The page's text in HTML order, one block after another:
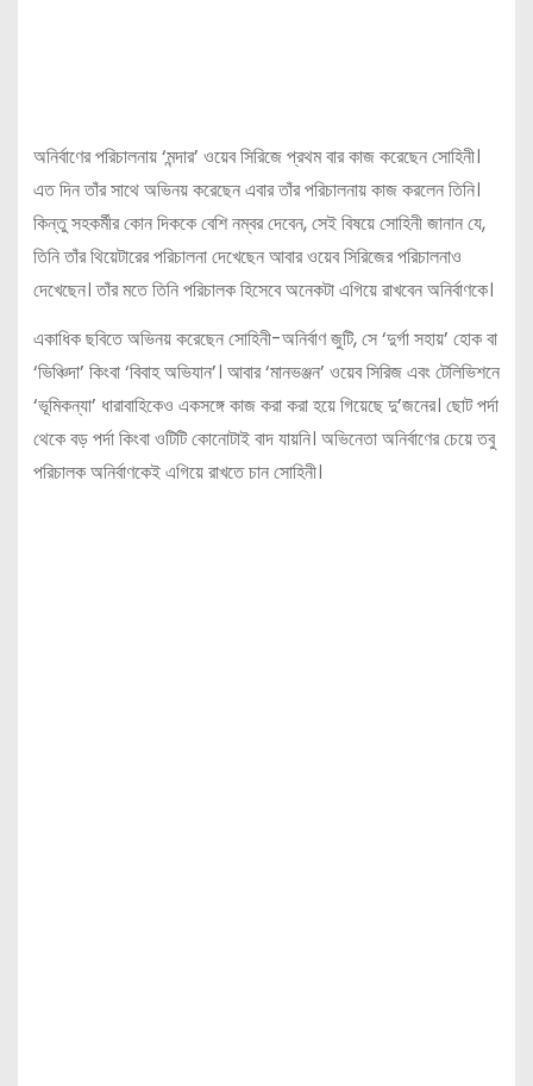
অনির্বাণের পরিচালনায় ‘মন্দার’ ওয়েব সিরিজে প্রথম বার কাজ করেছেন সোহিনী।
এত দিন তাঁর সাথে অভিনয় করেছেন এবার তাঁর পরিচালনায় কাজ করলেন তিনি।
কিন্তু সহকর্মীর কোন দিককে বেশি নম্বর দেবেন, সেই বিষয়ে সোহিনী জানান যে,
তিনি তাঁর থিয়েটারের পরিচালনা দেখেছেন আবার ওয়েব সিরিজের পরিচালনাও
দেখেছেন। তাঁর মতে তিনি পরিচালক হিসেবে অনেকটা এগিয়ে রাখবেন অনির্বাণকে।
একাধিক ছবিতে অভিনয় করেছেন সোহিনী-অনির্বাণ জুটি, সে ‘দুর্গা সহায়’ হোক বা
‘ভিঞ্চিদা’ কিংবা ‘বিবাহ অভিযান’। আবার ‘মানভঞ্জন’ ওয়েব সিরিজ এবং টেলিভিশনে
‘ভূমিকন্যা’ ধারাবাহিকেও একসঙ্গে কাজ করা করা হয়ে গিয়েছে দু’জনের। ছোট পর্দা
থেকে বড় পর্দা কিংবা ওটিটি কোনোটাই বাদ যায়নি। অভিনেতা অনির্বাণের চেয়ে তবু
পরিচালক অনির্বাণকেই এগিয়ে রাখতে চান সোহিনী।